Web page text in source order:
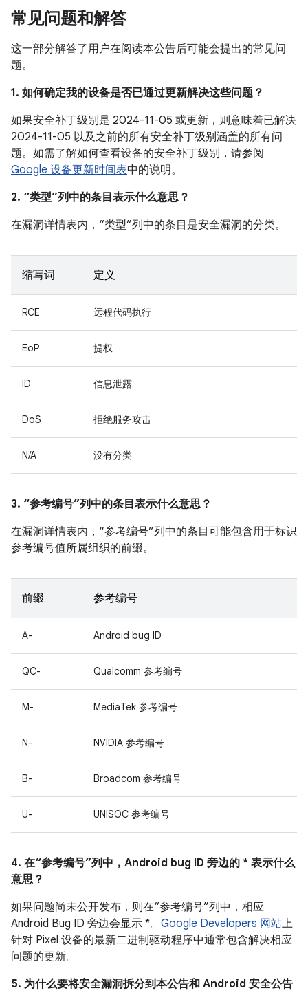
常见问题和解答
这一部分解答了用户在阅读本公告后可能会提出的常见问
题。
1. 如何确定我的设备是否已通过更新解决这些问题？
如果安全补丁级别是 2024-11-05 或更新，则意味着已解决
2024-11-05 以及之前的所有安全补丁级别涵盖的所有问
题。如需了解如何查看设备的安全补丁级别，请参阅
Google 设备更新时间表中的说明。
2. “类型”列中的条目表示什么意思？
在漏洞详情表内，“类型”列中的条目是安全漏洞的分类。
缩写词 定义
RCE 远程代码执行
EoP 提权
ID 信息泄露
DoS 拒绝服务攻击
N/A 没有分类
3. “参考编号”列中的条目表示什么意思？
在漏洞详情表内，“参考编号”列中的条目可能包含用于标识
参考编号值所属组织的前缀。
前缀 参考编号
A- Android bug ID
QC- Qualcomm 参考编号
M- MediaTek 参考编号
N- NVIDIA 参考编号
B- Broadcom 参考编号
U- UNISOC 参考编号
4. 在“参考编号”列中，Android bug ID 旁边的 * 表示什么
意思？
如果问题尚未公开发布，则在“参考编号”列中，相应
Android Bug ID 旁边会显示 *。 Google Developers 网站上
针对 Pixel 设备的最新二进制驱动程序中通常包含解决相应
问题的更新。
5. 为什么要将安全漏洞拆分到本公告和 Android 安全公告